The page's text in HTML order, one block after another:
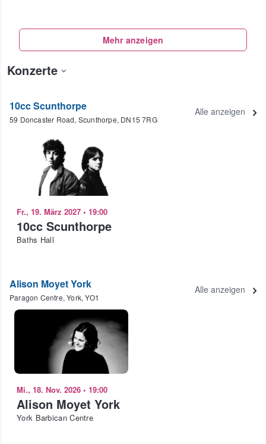
Mehr anzeigen
Konzerte
10cc Scunthorpe
59 Doncaster Road, Scunthorpe, DN15 7RG
Alle anzeigen
Fr., 19. März 2027 • 19:00
10cc Scunthorpe
Baths Hall
Alison Moyet York
Paragon Centre, York, YO1
Alle anzeigen
Mi., 18. Nov. 2026 • 19:00
Alison Moyet York
York Barbican Centre